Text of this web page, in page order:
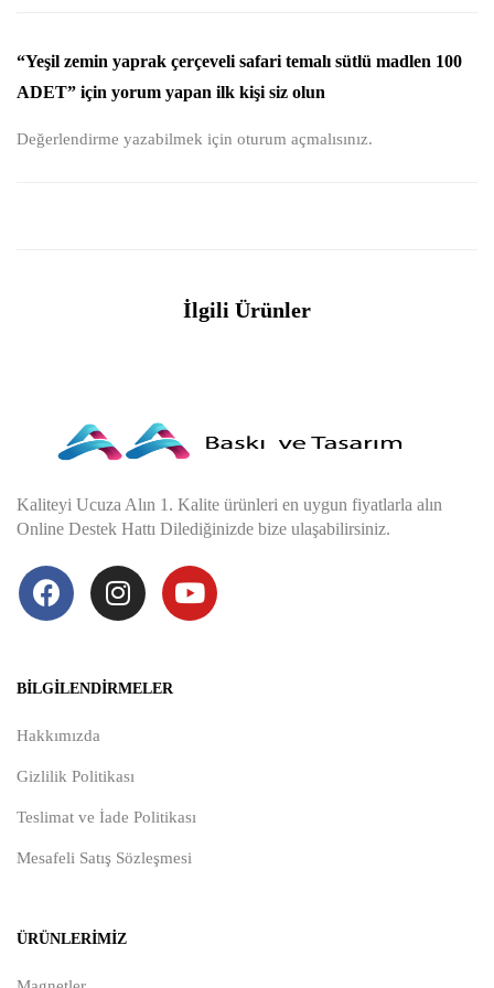
“Yeşil zemin yaprak çerçeveli safari temalı sütlü madlen 100
ADET” için yorum yapan ilk kişi siz olun
Değerlendirme yazabilmek için oturum açmalısınız.
İlgili Ürünler
Kaliteyi Ucuza Alın 1. Kalite ürünleri en uygun fiyatlarla alın
Online Destek Hattı Dilediğinizde bize ulaşabilirsiniz.
BILGILENDIRMELER
Hakkımızda
Gizlilik Politikası
Teslimat ve İade Politikası
Mesafeli Satış Sözleşmesi
ÜRÜNLERIMIZ